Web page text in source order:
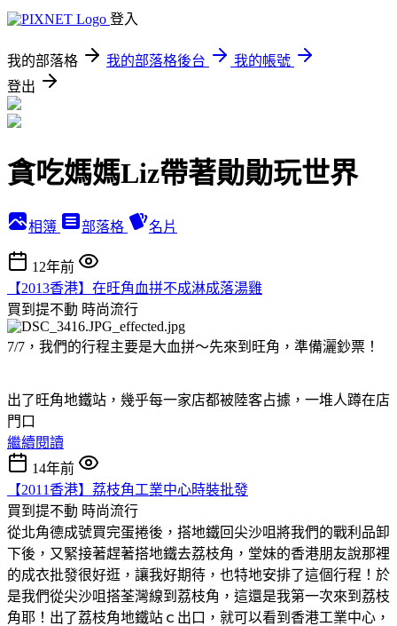
登入
我的部落格 我的部落格後台
我的帳號
登出
貪吃媽媽Liz帶著勛勛玩世界
相簿 部落格 名片
12年前
【2013香港】在旺角血拼不成淋成落湯雞
買到提不動 時尚流行
7/7，我們的行程主要是大血拼～先來到旺角，準備灑鈔票！
出了旺角地鐵站，幾乎每一家店都被陸客占據，一堆人蹲在店
門口
繼續閱讀
14年前
【2011香港】荔枝角工業中心時裝批發
買到提不動 時尚流行
從北角德成號買完蛋捲後，搭地鐵回尖沙咀將我們的戰利品卸
下後，又緊接著趕著搭地鐵去荔枝角，堂妹的香港朋友說那裡
的成衣批發很好逛，讓我好期待，也特地安排了這個行程！於
是我們從尖沙咀搭荃灣線到荔枝角，這還是我第一次來到荔枝
角耶！出了荔枝角地鐵站ｃ出口，就可以看到香港工業中心，